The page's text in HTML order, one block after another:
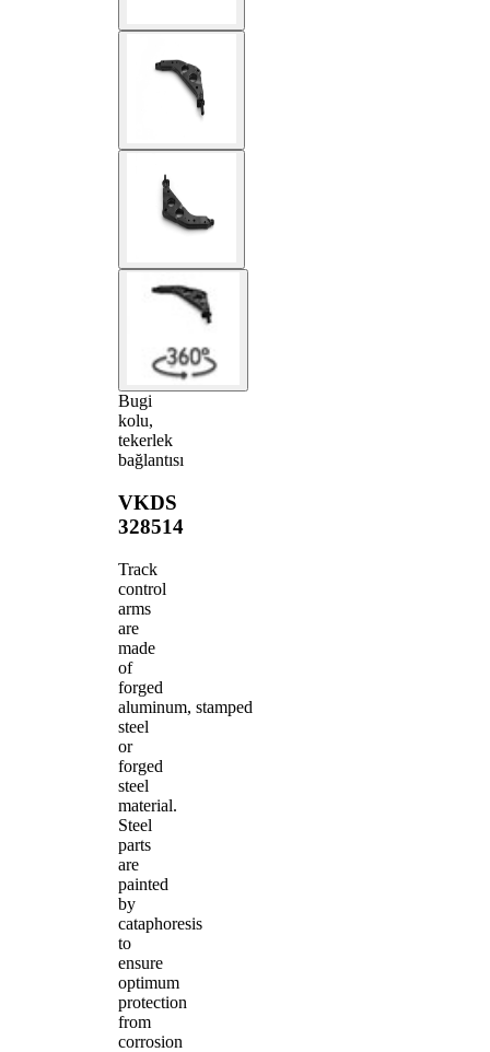
Bugi
kolu,
tekerlek
bağlantısı
VKDS
328514
Track
control
arms
are
made
of
forged
aluminum, stamped
steel
or
forged
steel
material.
Steel
parts
are
painted
by
cataphoresis
to
ensure
optimum
protection
from
corrosion